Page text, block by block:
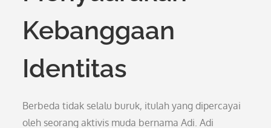
Kebanggaan
Identitas
Berbeda tidak selalu buruk, itulah yang dipercayai
oleh seorang aktivis muda bernama Adi. Adi